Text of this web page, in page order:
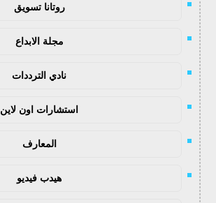
روتانا تسويق
مجلة الابداع
نادي الترددات
استشارات اون لاين
المعارف
هيدب فيديو